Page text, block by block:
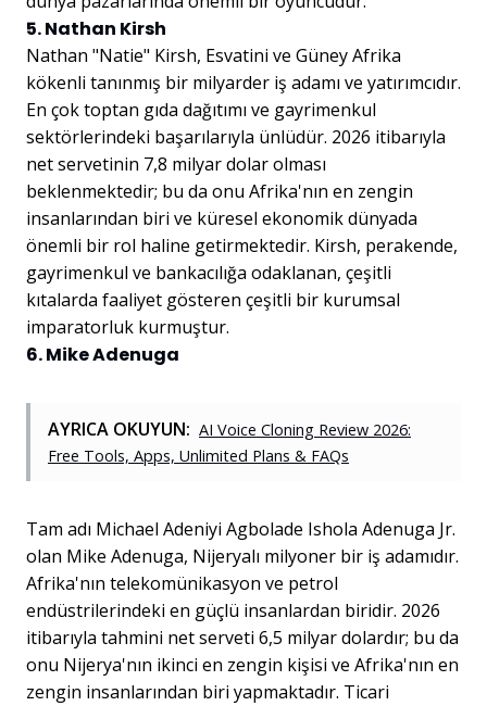
5. Nathan Kirsh
Nathan "Natie" Kirsh, Esvatini ve Güney Afrika
kökenli tanınmış bir milyarder iş adamı ve yatırımcıdır.
En çok toptan gıda dağıtımı ve gayrimenkul
sektörlerindeki başarılarıyla ünlüdür. 2026 itibarıyla
net servetinin 7,8 milyar dolar olması
beklenmektedir; bu da onu Afrika'nın en zengin
insanlarından biri ve küresel ekonomik dünyada
önemli bir rol haline getirmektedir. Kirsh, perakende,
gayrimenkul ve bankacılığa odaklanan, çeşitli
kıtalarda faaliyet gösteren çeşitli bir kurumsal
imparatorluk kurmuştur.
6. Mike Adenuga
AYRICA OKUYUN: AI Voice Cloning Review 2026:
Free Tools, Apps, Unlimited Plans & FAQs
Tam adı Michael Adeniyi Agbolade Ishola Adenuga Jr.
olan Mike Adenuga, Nijeryalı milyoner bir iş adamıdır.
Afrika'nın telekomünikasyon ve petrol
endüstrilerindeki en güçlü insanlardan biridir. 2026
itibarıyla tahmini net serveti 6,5 milyar dolardır; bu da
onu Nijerya'nın ikinci en zengin kişisi ve Afrika'nın en
zengin insanlarından biri yapmaktadır. Ticari